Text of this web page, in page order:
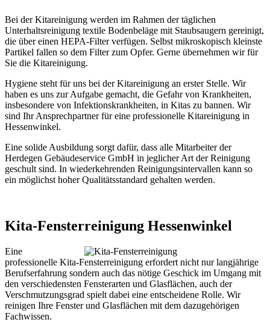
Bei der Kitareinigung werden im Rahmen der täglichen
Unterhaltsreinigung textile Bodenbeläge mit Staubsaugern gereinigt,
die über einen HEPA-Filter verfügen. Selbst mikroskopisch kleinste
Partikel fallen so dem Filter zum Opfer. Gerne übernehmen wir für
Sie die Kitareinigung.
Hygiene steht für uns bei der Kitareinigung an erster Stelle. Wir
haben es uns zur Aufgabe gemacht, die Gefahr von Krankheiten,
insbesondere von Infektionskrankheiten, in Kitas zu bannen. Wir
sind Ihr Ansprechpartner für eine professionelle Kitareinigung in
Hessenwinkel.
Eine solide Ausbildung sorgt dafür, dass alle Mitarbeiter der
Herdegen Gebäudeservice GmbH in jeglicher Art der Reinigung
geschult sind. In wiederkehrenden Reinigungsintervallen kann so
ein möglichst hoher Qualitätsstandard gehalten werden.
Kita-Fensterreinigung Hessenwinkel
Eine
professionelle Kita-Fensterreinigung erfordert nicht nur langjährige
Berufserfahrung sondern auch das nötige Geschick im Umgang mit
den verschiedensten Fensterarten und Glasflächen, auch der
Verschmutzungsgrad spielt dabei eine entscheidene Rolle. Wir
reinigen Ihre Fenster und Glasflächen mit dem dazugehörigen
Fachwissen.